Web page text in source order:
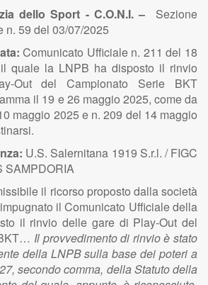
dello Sport - C.O.N.I. –
Sezione
n. 59 del 03/07/2025
Comunicato Ufficiale n. 211 del 18
quale la LNPB ha disposto il rinvio
Out del Campionato Serie BKT
il 19 e 26 maggio 2025, come da
maggio 2025 e n. 209 del 14 maggio
U.S. Salernitana 1919 S.r.l. / FIGC
SAMPDORIA
il ricorso proposto dalla società
il Comunicato Ufficiale della
il rinvio delle gare di Play-Out del
Il provvedimento di rinvio è stato
della LNPB sulla base dei poteri a
secondo comma, della Statuto della